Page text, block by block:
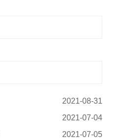
2021-08-31
2021-07-04
2021-07-05